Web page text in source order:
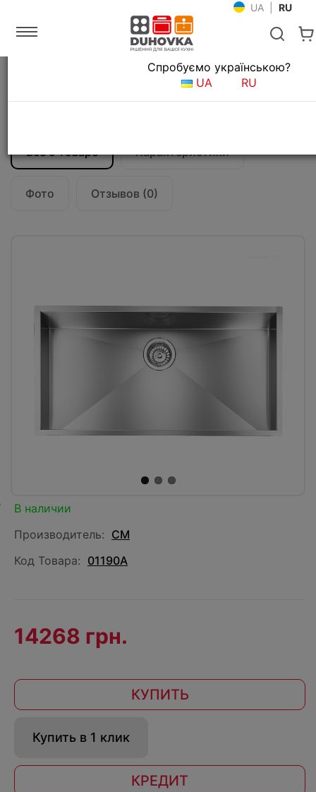
UA RU
Мойки и смесители Кухонные мойки
Кухонная мойка CM Filoquadra 85Х45
Все о товаре Характеристики
Фото Отзывов (0)
Язык магазина
Спробуємо українською?
UA
RU
В наличии
Производитель: CM
Код Товара: 01190A
14268 грн.
КУПИТЬ
Купить в 1 клик
КРЕДИТ